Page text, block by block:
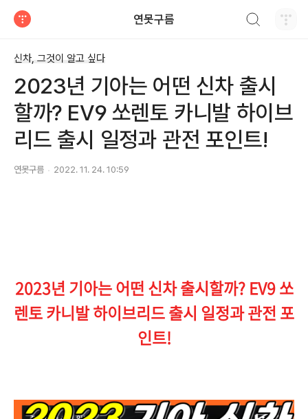
연못구름
신차, 그것이 알고 싶다
2023년 기아는 어떤 신차 출시
할까? EV9 쏘렌토 카니발 하이브
리드 출시 일정과 관전 포인트!
연못구름 2022. 11. 24. 10:59
2023년 기아는 어떤 신차 출시할까? EV9 쏘
렌토 카니발 하이브리드 출시 일정과 관전 포
인트!